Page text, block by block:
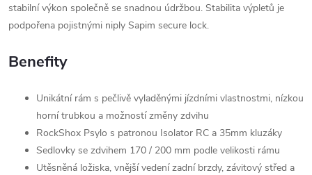
stabilní výkon společně se snadnou údržbou. Stabilita výpletů je
podpořena pojistnými niply Sapim secure lock.
Benefity
Unikátní rám s pečlivě vyladěnými jízdními vlastnostmi, nízkou
horní trubkou a možností změny zdvihu
RockShox Psylo s patronou Isolator RC a 35mm kluzáky
Sedlovky se zdvihem 170 / 200 mm podle velikosti rámu
Utěsněná ložiska, vnější vedení zadní brzdy, závitový střed a